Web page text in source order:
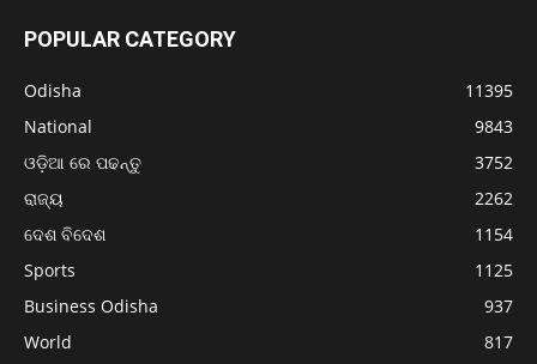
POPULAR CATEGORY
Odisha
11395
National
9843
ଓଡ଼ିଆ ରେ ପଢନ୍ତୁ
3752
ରାଜ୍ୟ
2262
ଦେଶ ବିଦେଶ
1154
Sports
1125
Business Odisha
937
World
817